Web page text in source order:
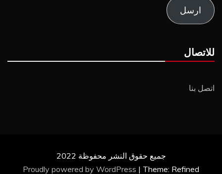
ارسل
للاتصال
اتصل بنا
جميع حقوق النشر محفوظة 2022
Proudly powered by WordPress | Theme: Refined